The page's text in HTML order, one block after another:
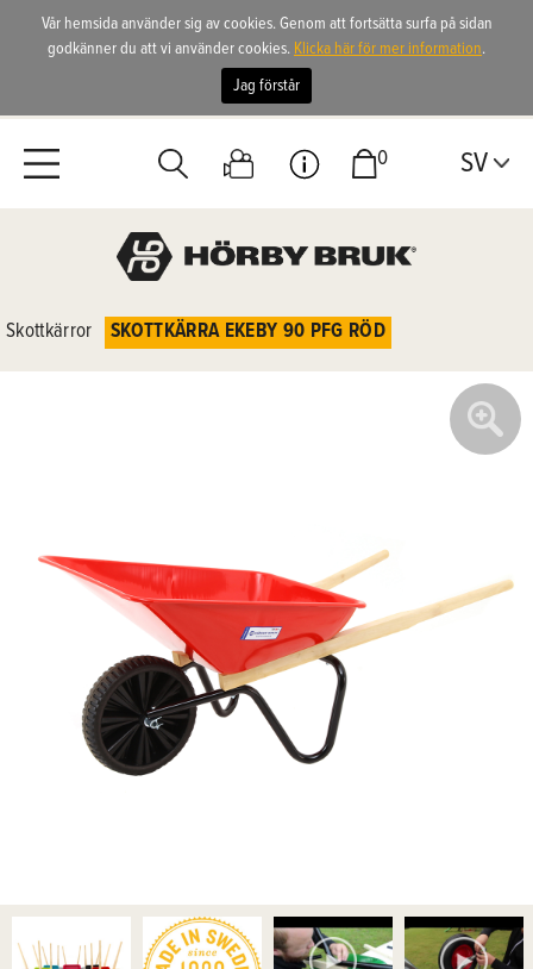
0 SV
Skottkärror SKOTTKÄRRA EKEBY 90 PFG RÖD
Vår hemsida använder sig av cookies. Genom att fortsätta surfa på sidan
godkänner du att vi använder cookies. Klicka här för mer information.
Jag förstår